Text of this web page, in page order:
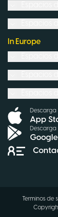
In Europe
App
Terminos de